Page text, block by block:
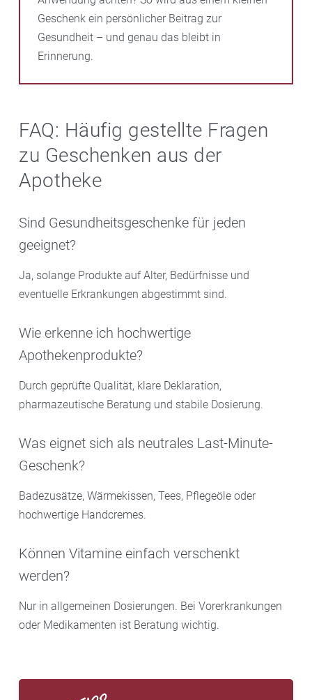
Geschenk ein persönlicher Beitrag zur
Gesundheit – und genau das bleibt in
Erinnerung.
FAQ: Häufig gestellte Fragen
zu Geschenken aus der
Apotheke
Sind Gesundheitsgeschenke für jeden
geeignet?
Ja, solange Produkte auf Alter, Bedürfnisse und
eventuelle Erkrankungen abgestimmt sind.
Wie erkenne ich hochwertige
Apothekenprodukte?
Durch geprüfte Qualität, klare Deklaration,
pharmazeutische Beratung und stabile Dosierung.
Was eignet sich als neutrales Last-Minute-
Geschenk?
Badezusätze, Wärmekissen, Tees, Pflegeöle oder
hochwertige Handcremes.
Können Vitamine einfach verschenkt
werden?
Nur in allgemeinen Dosierungen. Bei Vorerkrankungen
oder Medikamenten ist Beratung wichtig.